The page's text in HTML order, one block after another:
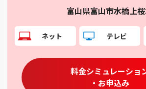
富山県富山市水橋上
ネット テレビ
料金シミュレーショ
・お申込み